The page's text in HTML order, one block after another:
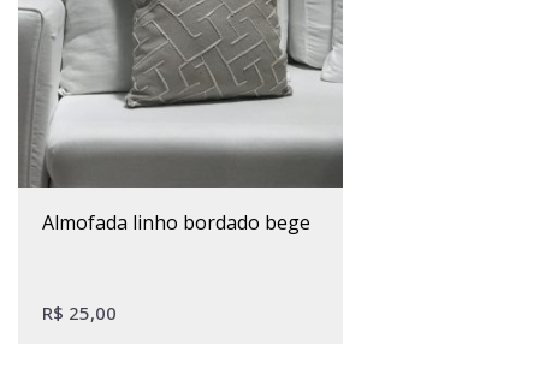
almofada linho bordado bege
R$ 25,00